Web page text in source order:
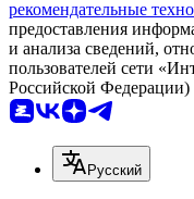
рекомендательные
предоставления
и анализа сведений,
пользователей сети
Российской Федерации)
Русский